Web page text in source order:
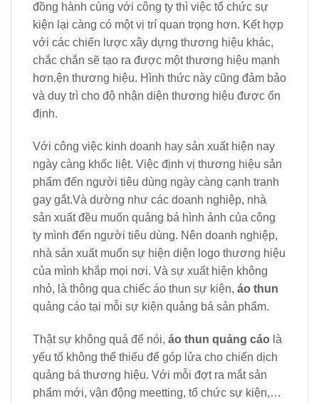
đồng hành cùng với công ty thì việc tổ chức sự
kiện lại càng có một vị trí quan trọng hơn. Kết hợp
với các chiến lược xây dựng thương hiệu khác,
chắc chắn sẽ tạo ra được một thương hiệu mạnh
hơn.ện thương hiệu. Hình thức này cũng đảm bảo
và duy trì cho độ nhận diện thương hiệu được ổn
định.
Với công việc kinh doanh hay sản xuất hiện nay
ngày càng khốc liệt. Việc định vị thương hiệu sản
phẩm đến người tiêu dùng ngày càng cạnh tranh
gay gắt.Và dường như các doanh nghiệp, nhà
sản xuất đều muốn quảng bá hình ảnh của công
ty mình đến người tiêu dùng. Nên doanh nghiệp,
nhà sản xuất muốn sự hiện diện logo thương hiệu
của mình khắp mọi nơi. Và sự xuất hiện không
nhỏ, là thông qua chiếc áo thun sự kiện, áo thun
quảng cáo tại mỗi sự kiện quảng bá sản phẩm.
Thật sự không quá để nói, áo thun quảng cáo là
yếu tố không thể thiếu để góp lửa cho chiến dịch
quảng bá thương hiệu. Với mỗi đợt ra mắt sản
phẩm mới, vận động meetting, tổ chức sự kiện,…